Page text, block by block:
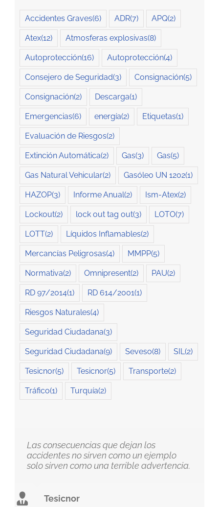
Accidentes Graves(6) ADR(7) APQ(2)
Atex(12) Atmosferas explosivas(8)
Autoprotección(16) Autoprotección(4)
Consejero de Seguridad(3) Consignación(5)
Consignación(2) Descarga(1)
Emergencias(6) energía(2) Etiquetas(1)
Evaluación de Riesgos(2)
Extinción Automática(2) Gas(3) Gas(5)
Gas Natural Vehicular(2) Gasóleo UN 1202(1)
HAZOP(3) Informe Anual(2) Ism-Atex(2)
Lockout(2) lock out tag out(3) LOTO(7)
LOTT(2) Líquidos Inflamables(2)
Mercancías Peligrosas(4) MMPP(5)
Normativa(2) Omnipresent(2) PAU(2)
RD 97/2014(1) RD 614/2001(1)
Riesgos Naturales(4)
Seguridad Ciudadana(3)
Seguridad Ciudadana(9) Seveso(8) SIL(2)
Tesicnor(5) Tesicnor(5) Transporte(2)
Tráfico(1) Turquía(2)
Las consecuencias que dejan los
accidentes no sirven como un ejemplo
solo sirven como una terrible advertencia.
Tesicnor